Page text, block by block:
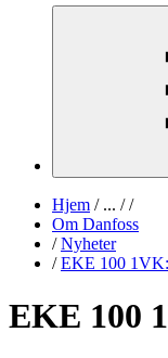
Hjem /... / /
Om Danfoss
/ Nyheter
/ EKE 100 1VK:
EKE 100